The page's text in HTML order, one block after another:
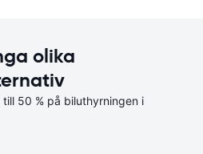
olika
50 % på biluthyrningen i